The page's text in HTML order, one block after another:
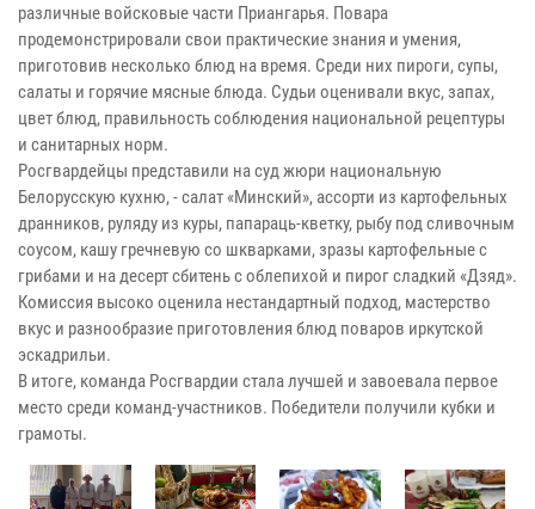
различные войсковые части Приангарья. Повара
продемонстрировали свои практические знания и умения,
приготовив несколько блюд на время. Среди них пироги, супы,
салаты и горячие мясные блюда. Судьи оценивали вкус, запах,
цвет блюд, правильность соблюдения национальной рецептуры
и санитарных норм.
Росгвардейцы представили на суд жюри национальную
Белорусскую кухню, - салат «Минский», ассорти из картофельных
дранников, руляду из куры, папараць-кветку, рыбу под сливочным
соусом, кашу гречневую со шкварками, зразы картофельные с
грибами и на десерт сбитень с облепихой и пирог сладкий «Дзяд».
Комиссия высоко оценила нестандартный подход, мастерство
вкус и разнообразие приготовления блюд поваров иркутской
эскадрильи.
В итоге, команда Росгвардии стала лучшей и завоевала первое
место среди команд-участников. Победители получили кубки и
грамоты.